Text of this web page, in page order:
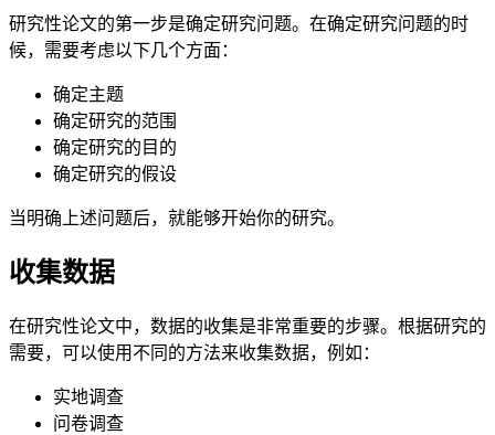
研究性论文的第一步是确定研究问题。在确定研究问题的时
候，需要考虑以下几个方面：
确定主题
确定研究的范围
确定研究的目的
确定研究的假设
当明确上述问题后，就能够开始你的研究。
收集数据
在研究性论文中，数据的收集是非常重要的步骤。根据研究的
需要，可以使用不同的方法来收集数据，例如：
实地调查
问卷调查